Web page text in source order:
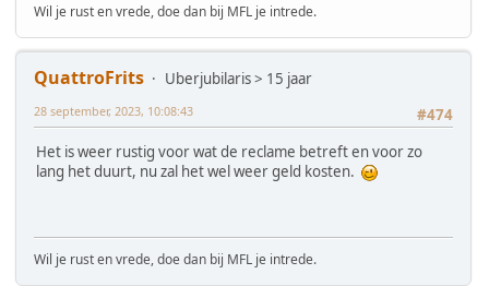
Wil je rust en vrede, doe dan bij MFL je intrede.
QuattroFrits
Uberjubilaris > 15 jaar
#474
28 september, 2023, 10:08:43
Het is weer rustig voor wat de reclame betreft en voor zo
lang het duurt, nu zal het wel weer geld kosten.
Wil je rust en vrede, doe dan bij MFL je intrede.